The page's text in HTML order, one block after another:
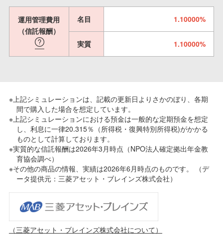
運用管理費用
（信託報酬）
名目 1.10000%
実質 1.10000%
※上記シミュレーションは、記載の更新日よりさかのぼり、各期
間で購入した場合を想定しています。
※上記シミュレーションにおける預金は一般的な定期預金を想定
し、利息に一律20.315％（所得税・復興特別所得税)がかかる
ものとして計算しております。
※実質的な信託報酬は2026年3月時点（NPO法人確定拠出年金教
育協会調べ）
※その他の商品の情報、実績は2026年6月時点のものです。 （デ
ータ提供元：三菱アセット・ブレインズ株式会社）
（三菱アセット・ブレインズ株式会社について）